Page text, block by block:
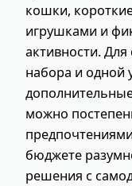
кошки,
игрушками и
активности. Для
набора и одной
можно
бюджете
решения с